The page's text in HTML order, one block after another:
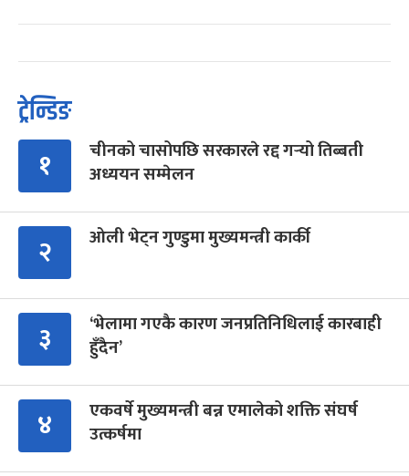
ट्रेन्डिङ
१
चीनको चासोपछि सरकारले रद्द गर्‍यो तिब्बती
अध्ययन सम्मेलन
२ ओली भेट्न गुण्डुमा मुख्यमन्त्री कार्की
३
‘भेलामा गएकै कारण जनप्रतिनिधिलाई कारबाही
हुँदैन’
४
एकवर्षे मुख्यमन्त्री बन्न एमालेको शक्ति संघर्ष
उत्कर्षमा